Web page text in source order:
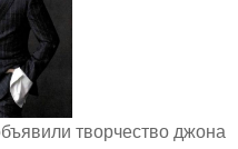
творчество джона